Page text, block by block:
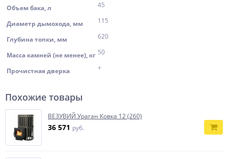
Объем бака, л 45
Диаметр дымохода, мм 115
Глубина топки, мм 620
Масса камней (не менее), кг 50
Прочистная дверка +
Похожие товары
ВЕЗУВИЙ Ураган Ковка 12 (260)
36 571 руб.